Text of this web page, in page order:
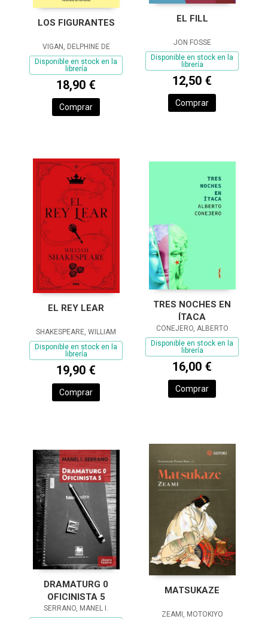
LOS FIGURANTES
VIGAN, DELPHINE DE
Disponible en stock en la
librería
18,90 €
Comprar
EL FILL
JON FOSSE
Disponible en stock en la
librería
12,50 €
Comprar
EL REY LEAR
SHAKESPEARE, WILLIAM
Disponible en stock en la
librería
19,90 €
Comprar
TRES NOCHES EN
ÍTACA
CONEJERO, ALBERTO
Disponible en stock en la
librería
16,00 €
Comprar
DRAMATURG 0
OFICINISTA 5
SERRANO, MANEL I.
MATSUKAZE
ZEAMI, MOTOKIYO